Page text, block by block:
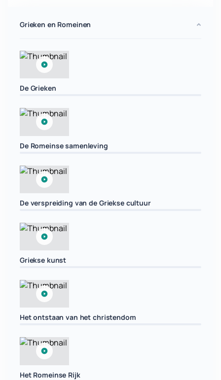
Grieken en Romeinen
De Grieken
De Romeinse samenleving
De verspreiding van de Griekse cultuur
Griekse kunst
Het ontstaan van het christendom
Het Romeinse Rijk